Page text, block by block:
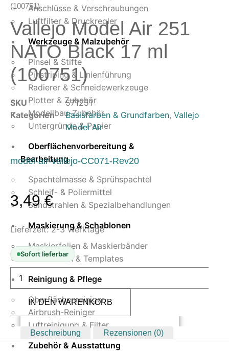
Anschlüsse & Verschraubungen
Luftfilter & Druckregler
Werkzeuge & Malzubehör
Pinsel & Stifte
Pinstriping & Linienführung
Radierer & Schneidewerkzeuge
Plotter & Zubehör
Modellbau-Zubehör
Untergründe & Papier
Oberflächenvorbereitung &
Bearbeitung
Spachtelmasse & Sprühspachtel
Schleif- & Poliermittel
Sandstrahlen & Spezialbehandlungen
Maskierung & Schablonen
Maskierfolien & Maskierbänder
Schablonen & Templates
Reinigung & Pflege
Oberflächenreiniger
Airbrush-Reiniger
Luftreinigung & Filter
Zubehör & Ausstattung
(100751)
Vallejo Model Air 251
NATO Black 17 ml
(100751)
SKU
571251
Kategorien
Basisfarben & Grundfarben, Vallejo
Model Air
model-air-vallejo-CC071-Rev20
3,49€
Lieferzeit:2-3 Werktage
Sofort lieferbar
Vallejo
Model
Air
NATO
Black
ml
(100751)
Menge
IN DEN WARENKORB
Beschreibung Rezensionen (0)